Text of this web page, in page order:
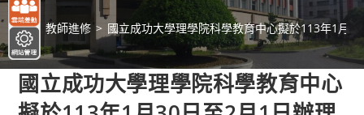
> 教師進修 > 國立成功大學理學院科學教育中心擬於113年1月
國立成功大學理學院科學教育中心